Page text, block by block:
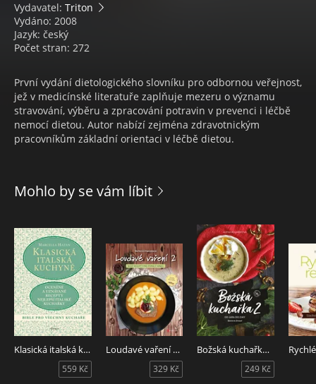
Vydavatel: Triton
Vydáno: 2008
Jazyk: český
Počet stran: 272
První vydání dietologického slovníku pro odbornou veřejnost,
jež v medicínské literatuře zaplňuje mezeru o významu
stravování, výběru a zpracování potravin v prevenci i léčbě
nemocí dietou. Autor nabízí zejména zdravotnickým
pracovníkům základní orientaci v léčbě dietou.
Mohlo by se vám líbit
Klasická italská kuchyně
559 Kč
Loudavé vaření 2: Nové recepty pro pomalý hrnec
329 Kč
Božská kuchařka 2
249 Kč